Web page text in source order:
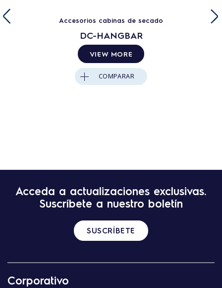
Accesorios cabinas de secado
DC-HANGBAR
VIEW MORE
COMPARAR
Acceda a actualizaciones exclusivas.
Suscríbete a nuestro boletín
SUSCRÍBETE
Corporativo